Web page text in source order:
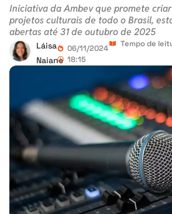
Iniciativa da Ambev que promete
projetos culturais de todo o Brasil,
abertas até 31 de outubro de 2025
Láisa
Naiane
06/11/2024
18:15
Tempo de